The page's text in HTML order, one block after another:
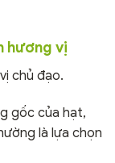
hương vị
chủ đạo.
gốc của hạt,
là lựa chọn